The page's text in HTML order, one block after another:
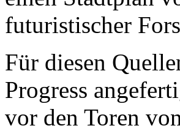
futuristischer
Für diesen
Progress
vor den Toren